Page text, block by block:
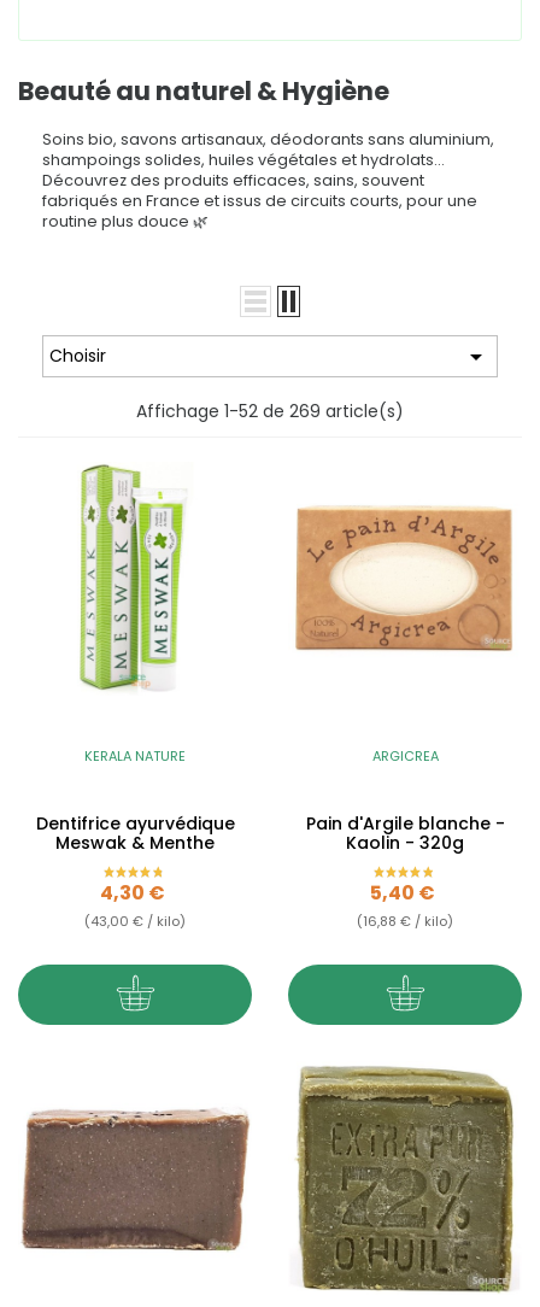
Beauté au naturel & Hygiène
Soins bio, savons artisanaux, déodorants sans aluminium,
shampoings solides, huiles végétales et hydrolats…
Découvrez des produits efficaces, sains, souvent
fabriqués en France et issus de circuits courts, pour une
routine plus douce 🌿
Choisir 
Affichage 1-52 de 269 article(s)
KERALA NATURE
Dentifrice ayurvédique
Meswak & Menthe
Prix
4,30 €
(43,00 € / kilo)
ARGICREA
Pain d'Argile blanche -
Kaolin - 320g
Prix
5,40 €
(16,88 € / kilo)